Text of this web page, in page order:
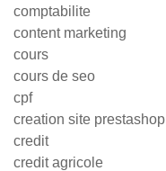
comptabilite
content marketing
cours
cours de seo
cpf
creation site prestashop
credit
credit agricole